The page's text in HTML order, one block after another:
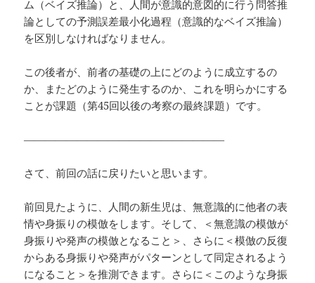
ム（ベイズ推論）と、人間が意識的意図的に行う問答推
論としての予測誤差最小化過程（意識的なベイズ推論）
を区別しなければなりません。
この後者が、前者の基礎の上にどのように成立するの
か、またどのように発生するのか、これを明らかにする
ことが課題（第45回以後の考察の最終課題）です。
―――――――――――――――――――
さて、前回の話に戻りたいと思います。
前回見たように、人間の新生児は、無意識的に他者の表
情や身振りの模倣をします。そして、＜無意識の模倣が
身振りや発声の模倣となること＞、さらに＜模倣の反復
からある身振りや発声がパターンとして同定されるよう
になること＞を推測できます。さらに＜このような身振